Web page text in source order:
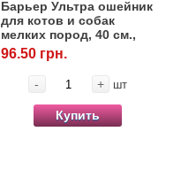
Барьер Ультра ошейник
для котов и собак
мелких пород, 40 см.,
Продукт
96.50 грн.
- + шт
Купить